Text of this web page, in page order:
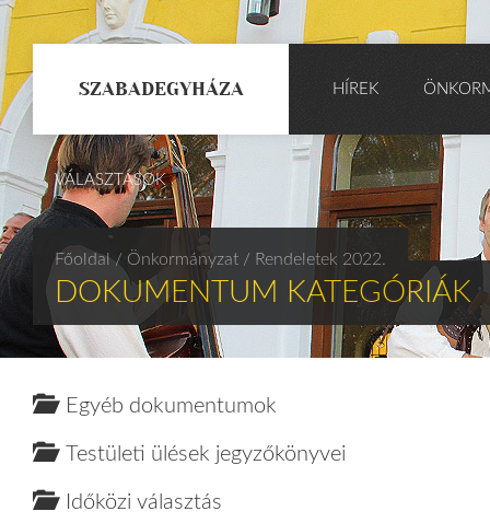
SZABADEGYHÁZA HÍREK
VÁLASZTÁSOK
Főoldal / Önkormányzat / Rendeletek 2022.
DOKUMENTUM KATEGÓRIÁK
Egyéb dokumentumok
Testületi ülések jegyzőkönyvei
Időközi választás